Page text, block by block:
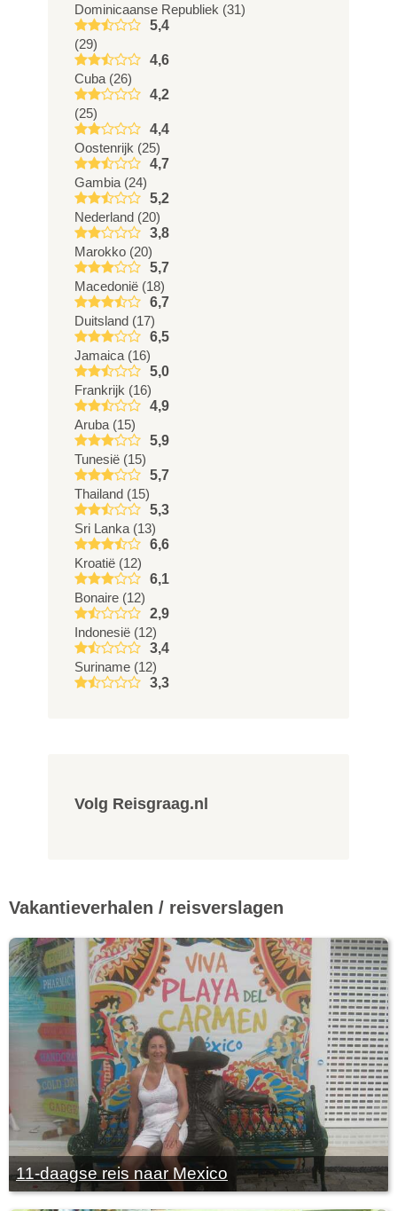
Dominicaanse Republiek (31)
5,4
(29)
4,6
Cuba (26)
4,2
(25)
4,4
Oostenrijk (25)
4,7
Gambia (24)
5,2
Nederland (20)
3,8
Marokko (20)
5,7
Macedonië (18)
6,7
Duitsland (17)
6,5
Jamaica (16)
5,0
Frankrijk (16)
4,9
Aruba (15)
5,9
Tunesië (15)
5,7
Thailand (15)
5,3
Sri Lanka (13)
6,6
Kroatië (12)
6,1
Bonaire (12)
2,9
Indonesië (12)
3,4
Suriname (12)
3,3
Volg Reisgraag.nl
Vakantieverhalen / reisverslagen
11-daagse reis naar Mexico